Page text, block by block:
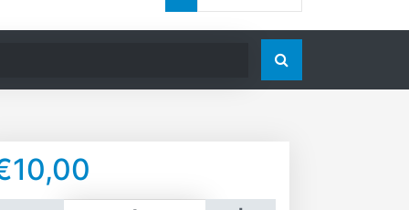
Αναζήτηση